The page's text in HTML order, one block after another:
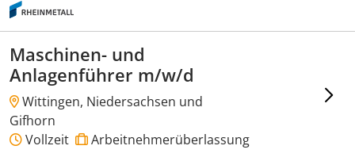
Maschinen- und
Anlagenführer m/w/d
Wittingen, Niedersachsen und
Gifhorn
Vollzeit
Arbeitnehmerüberlassung